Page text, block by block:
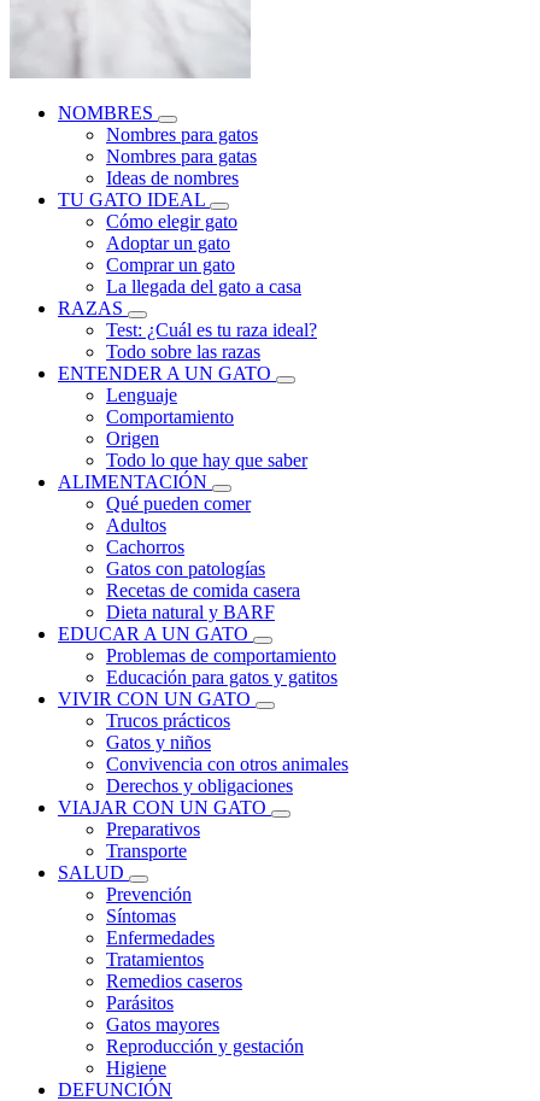
NOMBRES
Nombres para gatos
Nombres para gatas
Ideas de nombres
TU GATO IDEAL
Cómo elegir gato
Adoptar un gato
Comprar un gato
La llegada del gato a casa
RAZAS
Test: ¿Cuál es tu raza ideal?
Todo sobre las razas
ENTENDER A UN GATO
Lenguaje
Comportamiento
Origen
Todo lo que hay que saber
ALIMENTACIÓN
Qué pueden comer
Adultos
Cachorros
Gatos con patologías
Recetas de comida casera
Dieta natural y BARF
EDUCAR A UN GATO
Problemas de comportamiento
Educación para gatos y gatitos
VIVIR CON UN GATO
Trucos prácticos
Gatos y niños
Convivencia con otros animales
Derechos y obligaciones
VIAJAR CON UN GATO
Preparativos
Transporte
SALUD
Prevención
Síntomas
Enfermedades
Tratamientos
Remedios caseros
Parásitos
Gatos mayores
Reproducción y gestación
Higiene
DEFUNCIÓN